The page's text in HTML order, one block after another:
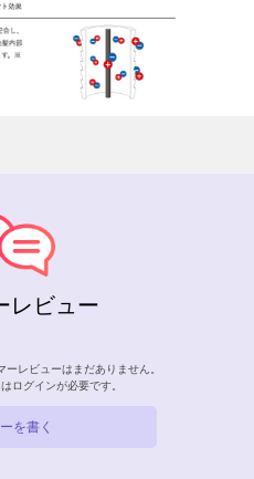
レビュー
レビューはまだありません。
ログインが必要です。
を書く